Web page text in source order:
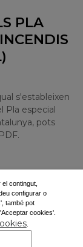
PLA
s'estableixen
Pla especial
pots
contingut,
configurar o
també pot
cookies'.
.